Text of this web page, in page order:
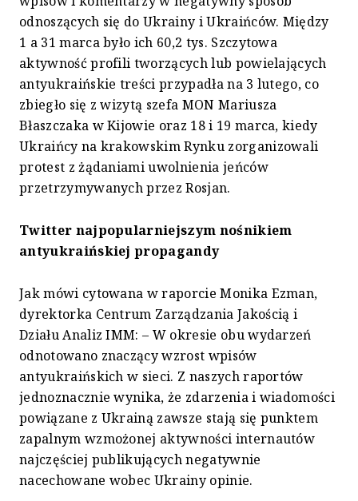
odnoszących się do Ukrainy i Ukraińców. Między
1 a 31 marca było ich 60,2 tys. Szczytowa
aktywność profili tworzących lub powielających
antyukraińskie treści przypadła na 3 lutego, co
zbiegło się z wizytą szefa MON Mariusza
Błaszczaka w Kijowie oraz 18 i 19 marca, kiedy
Ukraińcy na krakowskim Rynku zorganizowali
protest z żądaniami uwolnienia jeńców
przetrzymywanych przez Rosjan.
Twitter najpopularniejszym nośnikiem
antyukraińskiej propagandy
Jak mówi cytowana w raporcie Monika Ezman,
dyrektorka Centrum Zarządzania Jakością i
Działu Analiz IMM: – W okresie obu wydarzeń
odnotowano znaczący wzrost wpisów
antyukraińskich w sieci. Z naszych raportów
jednoznacznie wynika, że zdarzenia i wiadomości
powiązane z Ukrainą zawsze stają się punktem
zapalnym wzmożonej aktywności internautów
najczęściej publikujących negatywnie
nacechowane wobec Ukrainy opinie.